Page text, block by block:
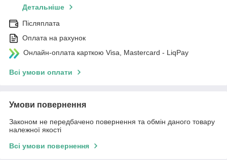
Детальніше
Післяплата
Оплата на рахунок
Онлайн-оплата карткою Visa, Mastercard - LiqPay
Всі умови оплати
Умови повернення
Законом не передбачено повернення та обмін даного товару
належної якості
Всі умови повернення